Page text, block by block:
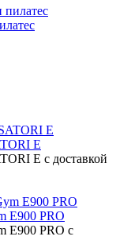
пилатес
E
E с доставкой
E900 PRO
E900 PRO с